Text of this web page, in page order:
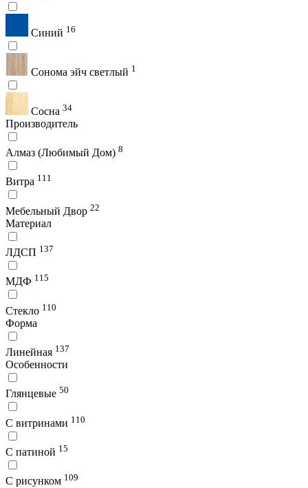
Синий 16
Сонома эйч светлый 1
Сосна 34
Производитель
Алмаз (Любимый Дом) 8
Витра 111
Мебельный Двор 22
Материал
ЛДСП 137
МДФ 115
Стекло 110
Форма
Линейная 137
Особенности
Глянцевые 50
С витринами 110
С патиной 15
С рисунком 109